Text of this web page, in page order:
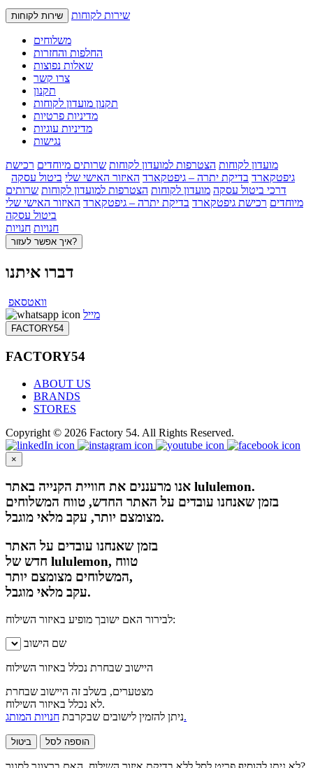
שירות לקוחות שירות לקוחות
משלוחים
החלפות והחזרות
שאלות נפוצות
צרו קשר
תקנון
תקנון מועדון לקוחות
מדיניות פרטיות
מדיניות עוגיות
נגישות
מועדון לקוחות הצטרפות למועדון לקוחות שרותים מיוחדים רכישת
גיפטקארד בדיקת יתרה – גיפטקארד האיזור האישי שלי ביטול עסקה
דרכי ביטול עסקה מועדון לקוחות הצטרפות למועדון לקוחות שרותים
מיוחדים רכישת גיפטקארד בדיקת יתרה – גיפטקארד האיזור האישי שלי
ביטול עסקה
חנויות חנויות
איך אפשר לעזור?
דברו איתנו
וואטסאפ
מייל
FACTORY54
FACTORY54
ABOUT US
BRANDS
STORES
Copyright © 2026 Factory 54. All Rights Reserved.
×
אנו מרעננים את חוויית הקנייה באתר lululemon.
בזמן שאנחנו עובדים על האתר החדש, טווח המשלוחים
מצומצם יותר, עקב מלאי מוגבל.
בזמן שאנחנו עובדים על האתר
חדש של lululemon, טווח
המשלוחים מצומצם יותר,
עקב מלאי מוגבל.
לבירור האם ישובך מופיע באיזור השילוח:
שם הישוב
היישוב שבחרת נכלל באיזור השילוח
מצטערים, בשלב זה היישוב שבחרת
לא נכלל באיזור השילוח.
ניתן להזמין לישובים שבקרבתחנויות המותג.
ביטול הוספה לסל